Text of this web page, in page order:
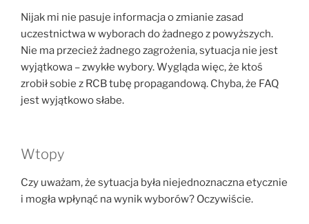
Nijak mi nie pasuje informacja o zmianie zasad
uczestnictwa w wyborach do żadnego z powyższych.
Nie ma przecież żadnego zagrożenia, sytuacja nie jest
wyjątkowa – zwykłe wybory. Wygląda więc, że ktoś
zrobił sobie z RCB tubę propagandową. Chyba, że FAQ
jest wyjątkowo słabe.
Wtopy
Czy uważam, że sytuacja była niejednoznaczna etycznie
i mogła wpłynąć na wynik wyborów? Oczywiście.